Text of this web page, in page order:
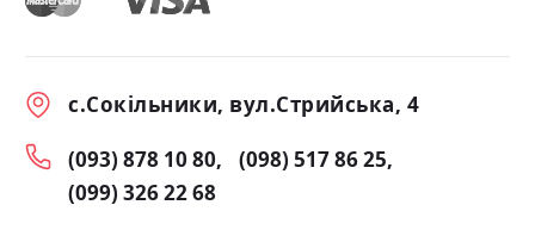
с.Сокільники, вул.Стрийська, 4
(093) 878 10 80
(098) 517 86 25
(099) 326 22 68